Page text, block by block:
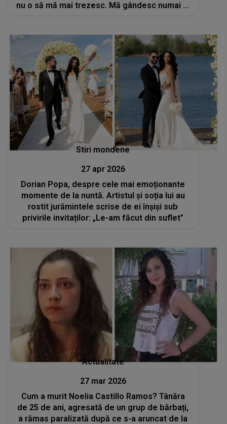
nu o să mă mai trezesc. Mă gândesc numai la
Stiri mondene
27 apr 2026
Dorian Popa, despre cele mai emoționante
momente de la nuntă. Artistul și soția lui au
rostit jurămintele scrise de ei înșiși sub
privirile invitaților: „Le-am făcut din suflet”
Actualitate
27 mar 2026
Cum a murit Noelia Castillo Ramos? Tânăra
de 25 de ani, agresată de un grup de bărbați,
a rămas paralizată după ce s-a aruncat de la